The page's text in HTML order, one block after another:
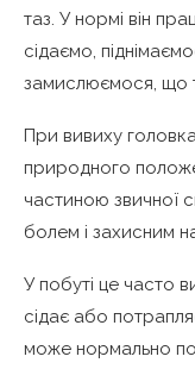
таз. У нормі він
сідаємо,
замислюємося, що
При вивиху
природного
частиною звичної
болем і захисним
У побуті це часто
сідає або
може нормально